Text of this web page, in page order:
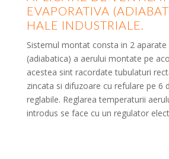
EVAPORATIVA
HALE INDUSTRIALE.
Sistemul montat consta in 2
(adiabatica) a aerului montate pe
acestea sint racordate tubulaturi
zincata si difuzoare cu refulare pe 6
reglabile. Reglarea temperaturii
introdus se face cu un regulator